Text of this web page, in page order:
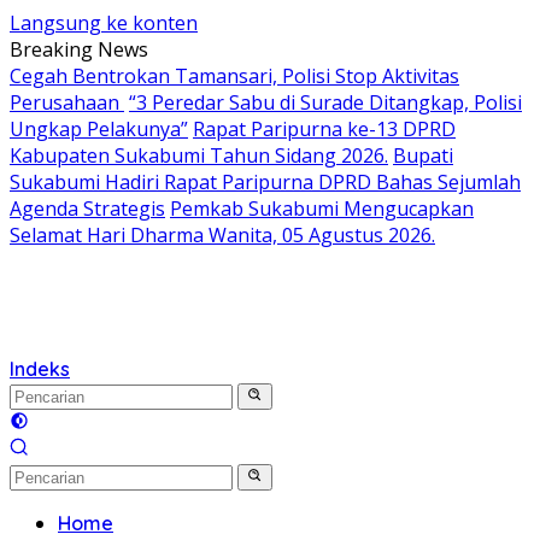
Langsung ke konten
Breaking News
Cegah Bentrokan Tamansari, Polisi Stop Aktivitas
Perusahaan “3 Peredar Sabu di Surade Ditangkap, Polisi
Ungkap Pelakunya” Rapat Paripurna ke-13 DPRD
Kabupaten Sukabumi Tahun Sidang 2026. Bupati
Sukabumi Hadiri Rapat Paripurna DPRD Bahas Sejumlah
Agenda Strategis Pemkab Sukabumi Mengucapkan
Selamat Hari Dharma Wanita, 05 Agustus 2026.
Indeks
Home